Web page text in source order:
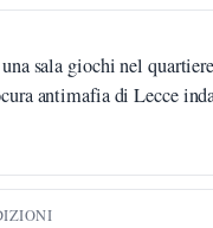
sala giochi nel
antimafia di Lecce